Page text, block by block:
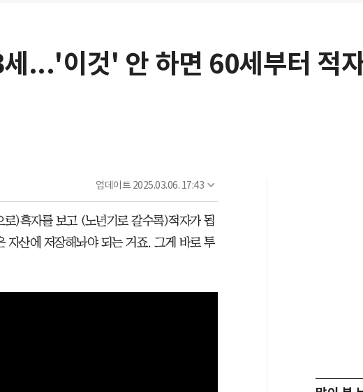
...'이것' 안 하면 60세부터 적
업데이트 2025.03.06. 17:43
)흑자를 보고 (노년기로 갈수록)적자가 됩
산에 저장해놔야 되는 거죠. 그게 바로 투